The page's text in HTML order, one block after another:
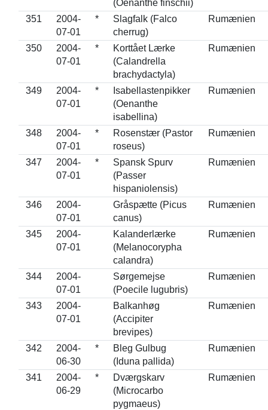
(Oenanthe finschii)
351
2004-
07-01
*
Slagfalk (Falco
cherrug)
Rumænien
350
2004-
07-01
*
Korttået Lærke
(Calandrella
brachydactyla)
Rumænien
349
2004-
07-01
*
Isabellastenpikker
(Oenanthe
isabellina)
Rumænien
348
2004-
07-01
*
Rosenstær (Pastor
roseus)
Rumænien
347
2004-
07-01
*
Spansk Spurv
(Passer
hispaniolensis)
Rumænien
346
2004-
07-01
Gråspætte (Picus
canus)
Rumænien
345
2004-
07-01
Kalanderlærke
(Melanocorypha
calandra)
Rumænien
344
2004-
07-01
Sørgemejse
(Poecile lugubris)
Rumænien
343
2004-
07-01
Balkanhøg
(Accipiter
brevipes)
Rumænien
342
2004-
06-30
*
Bleg Gulbug
(Iduna pallida)
Rumænien
341
2004-
06-29
*
Dværgskarv
(Microcarbo
pygmaeus)
Rumænien